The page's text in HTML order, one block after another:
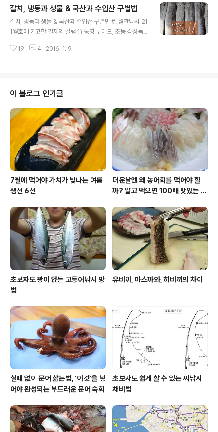
운 방법 필자의 낚시 조행기 모음(2016, 1월 업데이트) 입
질의 추억의 바다낚시 테크닉 모음집(2016. 1. 17 업데이
트) 해경의 궁색한 해명, 낚시 구명조끼는 문제가 없다. 정
한 즐겨찾기+
갈치, 냉동과 생물 & 국산과 수입산 구별법
갈치, 냉동과 생물 & 국산과 수입산 구별법 #. 월간낚시 21
1월호에 기고한 필자의 칼럼 1) 통영 두미도, 초등 감성돔
물 & 국산과 수입산 구분법 3) 릴 찌낚시 쉽게 입문하기 :
별하는 방법) 갈치 몸속에서 나온 이빨의 정체 (갈치 이빨,
이석) 직접 만들어 먹는 삼나무향 훈제 연어 부산 자갈치 시
장 탐방, 알면 도움되는 생선 이야기 페이스북 친구맺기+
정기구독자를 위한 즐겨찾기+
19 4 2016. 1. 9.
이 블로그 인기글
7월에 먹어야 가치가 빛나는 여름
생선 6선
더운날엔 왜 농어회를 먹어야 할
까? 알고 먹으면 100배 맛있는 농
초보자도 꽝이 없는 고등어낚시 방
법
유비끼, 마스까와, 히비끼의 차이
실패 없이 문어 삶는법, '이것'을 넣
어야 완성되는 부드러운 문어 숙회
초보자도 쉽게 할 수 있는 찌낚시
채비법